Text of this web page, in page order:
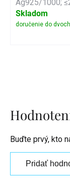
Ag925/1000;
Skladom
Buďte prvý, kto
Pridať